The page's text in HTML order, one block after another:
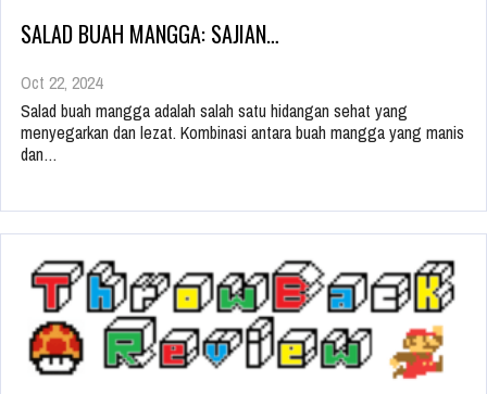
SALAD BUAH MANGGA: SAJIAN…
Oct 22, 2024
Salad buah mangga adalah salah satu hidangan sehat yang
menyegarkan dan lezat. Kombinasi antara buah mangga yang manis
dan…